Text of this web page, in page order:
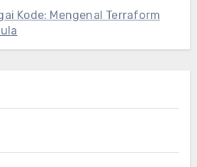
Kode: Mengenal Terraform